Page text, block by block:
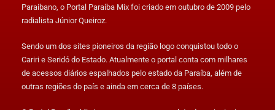
Paraibano, o Portal Paraíba Mix foi criado em outubro de 2009 pelo
radialista Júnior Queiroz.
Sendo um dos sites pioneiros da região logo conquistou todo o
Cariri e Seridó do Estado. Atualmente o portal conta com milhares
de acessos diários espalhados pelo estado da Paraíba, além de
outras regiões do país e ainda em cerca de 8 países.